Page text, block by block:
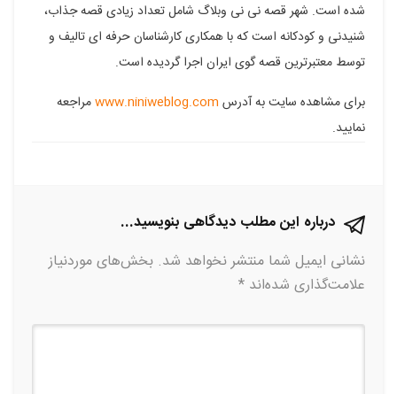
شده است. شهر قصه نی نی وبلاگ شامل تعداد زیادی قصه جذاب،
شنیدنی و کودکانه است که با همکاری کارشناسان حرفه ای تالیف و
توسط معتبرترین قصه گوی ایران اجرا گردیده است.
برای مشاهده سایت به آدرس www.niniweblog.comمراجعه
نمایید.
درباره این مطلب دیدگاهی بنویسید...
نشانی ایمیل شما منتشر نخواهد شد. بخش‌های موردنیاز
علامت‌گذاری شده‌اند *